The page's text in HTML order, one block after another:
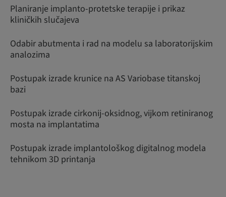
Planiranje implanto-protetske terapije i prikaz
kliničkih slučajeva
Odabir abutmenta i rad na modelu sa laboratorijskim
analozima
Postupak izrade krunice na AS Variobase titanskoj
bazi
Postupak izrade cirkonij-oksidnog, vijkom retiniranog
mosta na implantatima
Postupak izrade implantološkog digitalnog modela
tehnikom 3D printanja